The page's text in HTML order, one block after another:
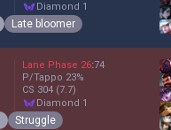
diamond 1
Late bloomer
Lane Phase 26:74
P/Tappo 23%
CS 304 (7.7)
diamond 1
Struggle